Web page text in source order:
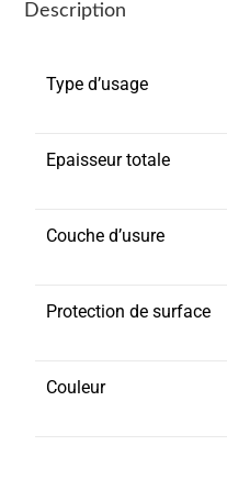
Description
Type d’usage
Epaisseur totale
Couche d’usure
Protection de surface
Couleur